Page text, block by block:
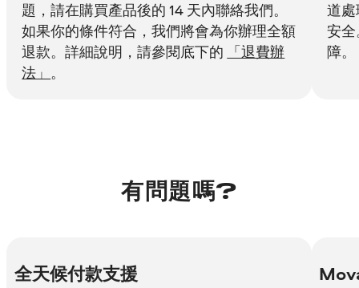
題，請在購買產品後的 14 天內聯絡我們。
如果你的條件符合，我們將會為你辦理全額
退款。詳細說明，請參閱底下的 「退費辦
法」 。
道
安
障。
有問題嗎?
全天候付款支援